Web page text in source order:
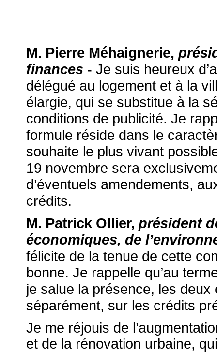
M. Pierre Méhaignerie,
finances - Je suis heureux
délégué au logement et à la
élargie, qui se substitue à la
conditions de publicité. Je
formule réside dans le
souhaite le plus vivant
19 novembre sera
d’éventuels amendements,
crédits.
M. Patrick Ollier, président
économiques, de
félicite de la tenue de cette
bonne. Je rappelle qu’au
je salue la présence, les
séparément, sur les crédits
Je me réjouis de
et de la rénovation urbaine,